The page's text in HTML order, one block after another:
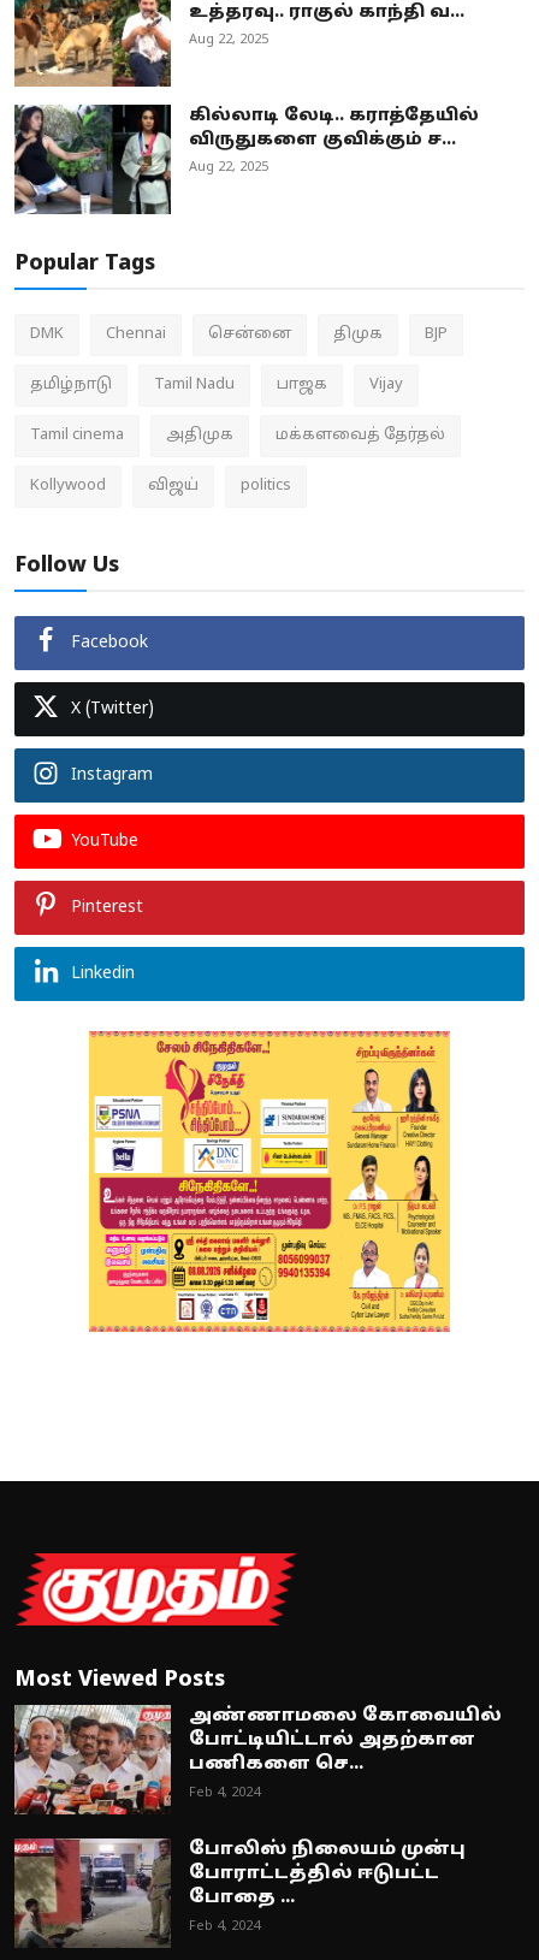
உத்தரவு.. ராகுல் காந்தி வ...
Aug 22, 2025
கில்லாடி லேடி.. கராத்தேயில்
விருதுகளை குவிக்கும் ச...
Aug 22, 2025
Popular Tags
DMK Chennai சென்னை திமுக BJP
தமிழ்நாடு Tamil Nadu பாஜக Vijay
Tamil cinema அதிமுக மக்களவைத் தேர்தல்
Kollywood விஜய் politics
Follow Us
Facebook
X (Twitter)
Instagram
YouTube
Pinterest
Linkedin
Most Viewed Posts
அண்ணாமலை கோவையில்
போட்டியிட்டால் அதற்கான
பணிகளை செ...
Feb 4, 2024
போலிஸ் நிலையம் முன்பு
போராட்டத்தில் ஈடுபட்ட
போதை ...
Feb 4, 2024